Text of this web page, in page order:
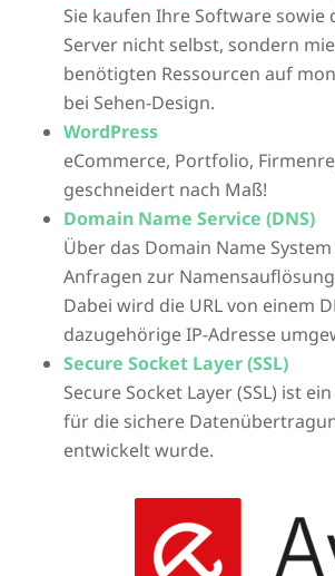
Sie kaufen Ihre Software sowie
Server nicht selbst, sondern
benötigten Ressourcen auf
bei Sehen-Design.
WordPress
eCommerce, Portfolio,
geschneidert nach Maß!
Domain Name Service (DNS)
Über das Domain Name
Anfragen zur
Dabei wird die URL von einem
dazugehörige IP-Adresse
Secure Socket Layer (SSL)
Secure Socket Layer (SSL) ist
für die sichere
entwickelt wurde.